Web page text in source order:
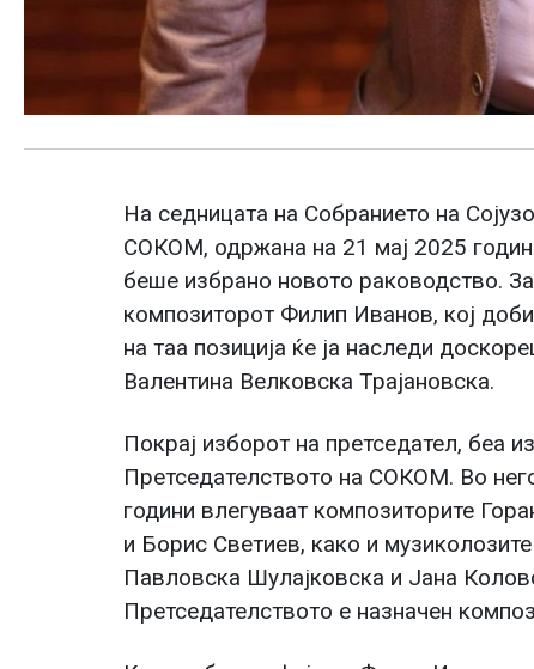
На седницата на Собранието на
СОКОМ, одржана на 21 мај 2025
беше избрано новото раководство.
композиторот Филип Иванов, кој
на таа позиција ќе ја наследи
Валентина Велковска Трајановска.
Покрај изборот на претседател, беа
Претседателството на СОКОМ. Во
години влегуваат композиторите
и Борис Светиев, како и
Павловска Шулајковска и Јана
Претседателството е назначен